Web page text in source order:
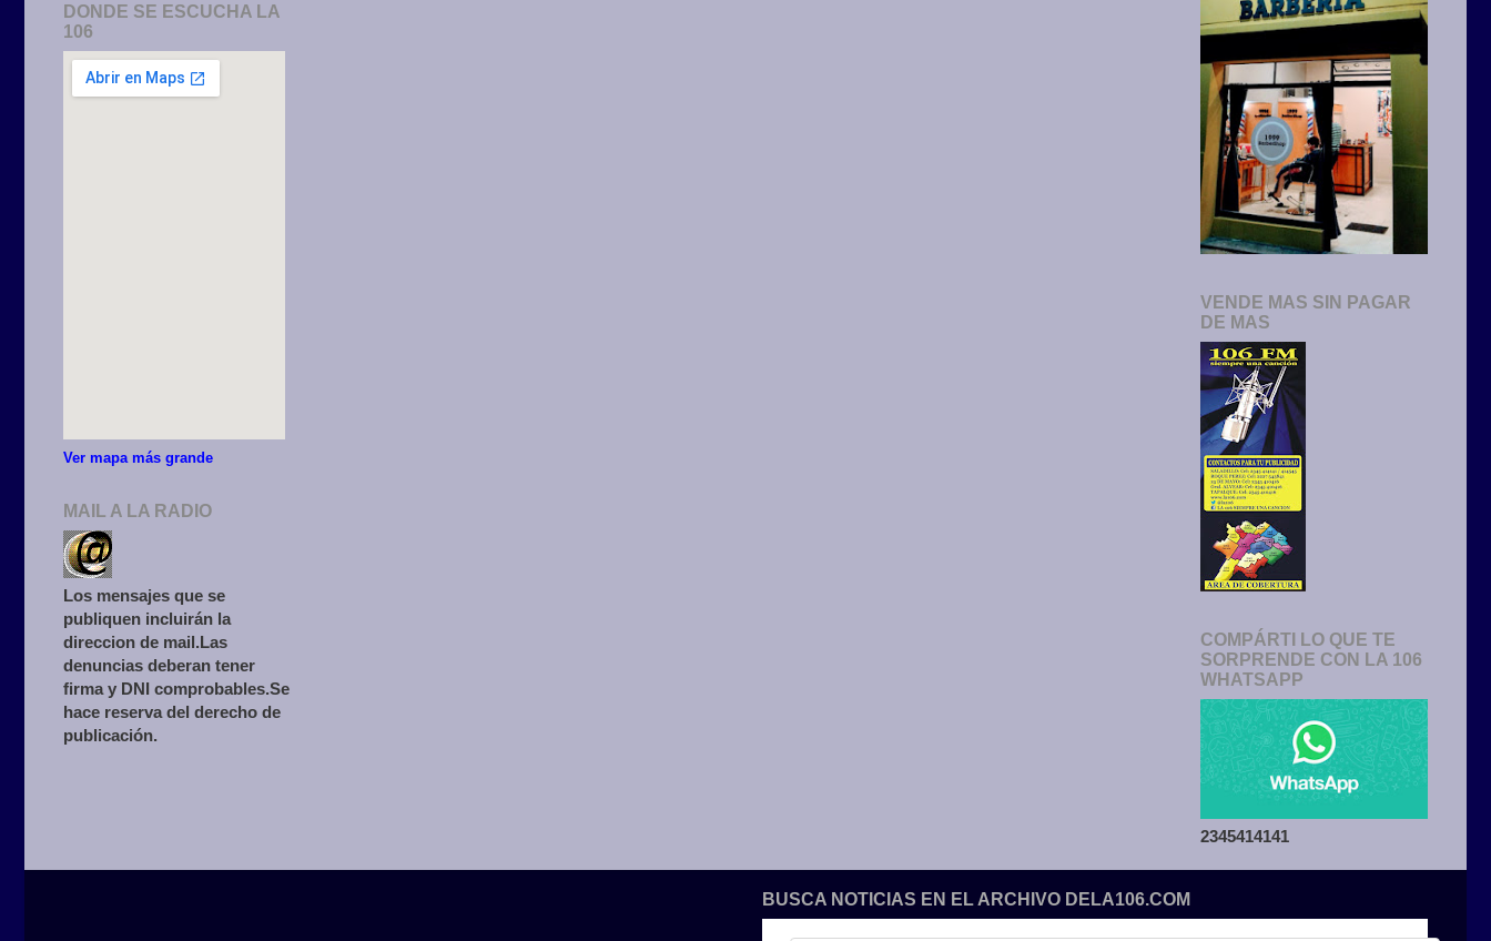
DONDE SE ESCUCHA LA
106
Ver mapa más grande
MAIL A LA RADIO
Los mensajes que se
publiquen incluirán la
direccion de mail.Las
denuncias deberan tener
firma y DNI comprobables.Se
hace reserva del derecho de
publicación.
VENDE MAS SIN PAGAR
DE MAS
COMPÁRTI LO QUE TE
SORPRENDE CON LA 106
WHATSAPP
2345414141
BUSCA NOTICIAS EN EL ARCHIVO DELA106.COM